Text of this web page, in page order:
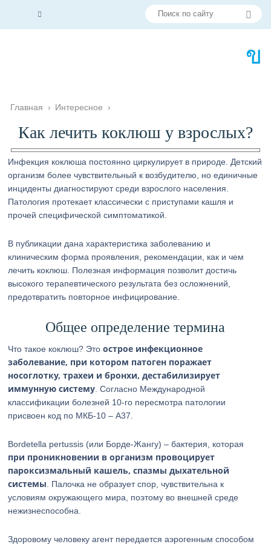
Главная › Интересное ›
Как лечить коклюш у взрослых?
Инфекция коклюша постоянно циркулирует в природе. Детский
организм более чувствительный к возбудителю, но единичные
инциденты диагностируют среди взрослого населения.
Патология протекает классически с приступами кашля и
прочей специфической симптоматикой.
В публикации дана характеристика заболеванию и
клиническим форма проявления, рекомендации, как и чем
лечить коклюш. Полезная информация позволит достичь
высокого терапевтического результата без осложнений,
предотвратить повторное инфицирование.
Общее определение термина
Что такое коклюш? Этоострое инфекционное
заболевание, при котором патоген поражает
носоглотку, трахеи и бронхи, дестабилизирует
иммунную систему . Согласно Международной
классификации болезней 10-го пересмотра патологии
присвоен код по МКБ-10 – А37.
Bordetella pertussis (или Борде-Жангу) – бактерия, которая
при проникновении в организм провоцирует
пароксизмальный кашель, спазмы дыхательной
системы . Палочка не образует спор, чувствительна к
условиям окружающего мира, поэтому во внешней среде
нежизнеспособна.
Здоровому человеку агент передается аэрогенным способом